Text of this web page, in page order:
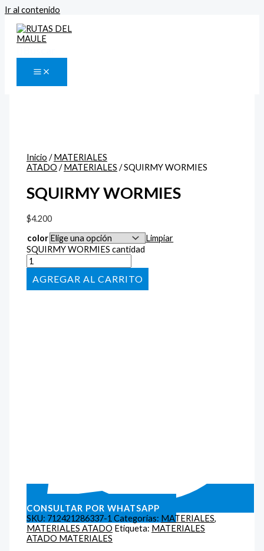
Ir al contenido
Inicio /MATERIALES
ATADO /MATERIALES / SQUIRMY WORMIES
SQUIRMY WORMIES
$4.200
color
Limpiar
SQUIRMY WORMIES cantidad
AÑADIR AL CARRITO
CONSULTAR POR WHATSAPP
SKU: 712421286337-1 Categorías: MATERIALES,
MATERIALES ATADO Etiqueta: MATERIALES
ATADO MATERIALES